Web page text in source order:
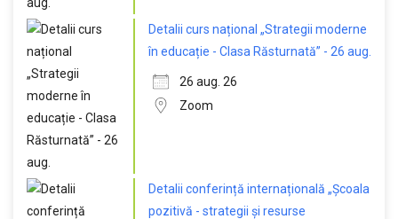
Detalii curs național „Strategii moderne
în educație - Clasa Răsturnată” - 26 aug.
26 aug. 26
Zoom
Detalii conferință internațională „Școala
pozitivă - strategii și resurse